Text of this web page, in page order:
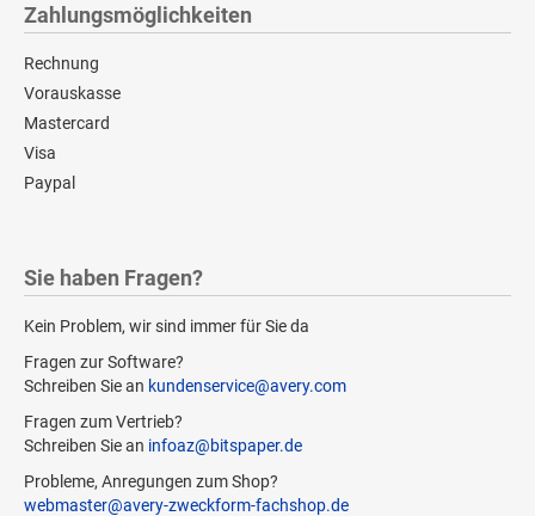
Zahlungsmöglichkeiten
Rechnung
Vorauskasse
Mastercard
Visa
Paypal
Sie haben Fragen?
Kein Problem, wir sind immer für Sie da
Fragen zur Software?
Schreiben Sie an kundenservice@avery.com
Fragen zum Vertrieb?
Schreiben Sie an infoaz@bitspaper.de
Probleme, Anregungen zum Shop?
webmaster@avery-zweckform-fachshop.de